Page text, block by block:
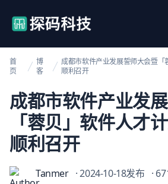
【官网】探码科技
首
页
博
客
成都市软件产业发展誓师大会暨
顺利召开
成都市软件产业发
「蓉贝」软件人才
顺利召开
Tanmer · 2024-10-18发布 ·